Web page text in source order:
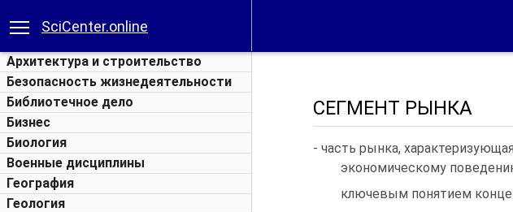
SciCenter.online
Архитектура и строительство
Безопасность жизнедеятельности
Библиотечное дело
Бизнес
Биология
Военные дисциплины
География
Геология
СЕГМЕНТ РЫНКА
- часть рынка,
экономическому
ключевым понятием